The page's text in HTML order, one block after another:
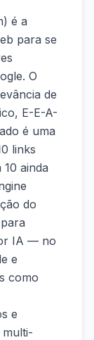
é a
para se
O
de
E-E-A-
é uma
links
ainda
do
IA — no
e
como
e